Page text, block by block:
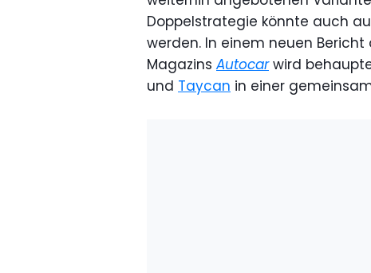
Doppelstrategie könnte auch
werden. In einem neuen
MagazinsAutocarwird
und Taycan in einer